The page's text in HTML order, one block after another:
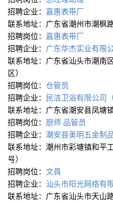
招聘企业： 嘉惠表带厂
联系地址：广东省潮州市潮枫
招聘岗位： 嘉惠表带厂
招聘企业： 广东华杰实业有限
联系地址：广东省汕头市潮南
区）
招聘岗位： 仓管员
招聘企业： 民洁卫浴有限公司
联系地址：广东省潮安县凤塘
招聘岗位： 厨师 品管员
招聘企业： 潮安县美明五金制
联系地址：潮州市彩塘镇和平
号）
招聘岗位： 文員
招聘企业： 汕头市阳光网络有
联系地址：广东省汕头市天山